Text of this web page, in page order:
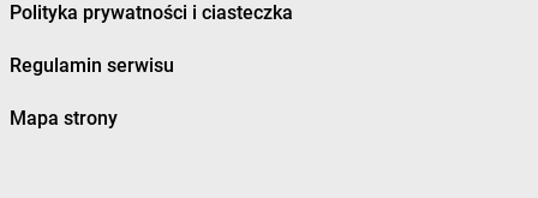
Polityka prywatności i ciasteczka
Regulamin serwisu
Mapa strony